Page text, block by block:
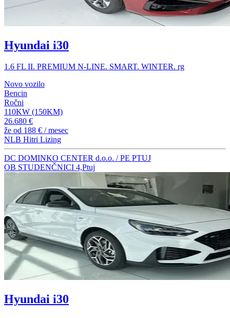
Hyundai i30
1.6 FL II. PREMIUM N-LINE. SMART. WINTER. rg
Novo vozilo
Bencin
Ročni
110KW (150KM)
26.680 €
že od 188 € / mesec
NLB Hitri Lizing
DC DOMINKO CENTER d.o.o. / PE PTUJ
OB STUDENČNICI 4,Ptuj
Hyundai i30